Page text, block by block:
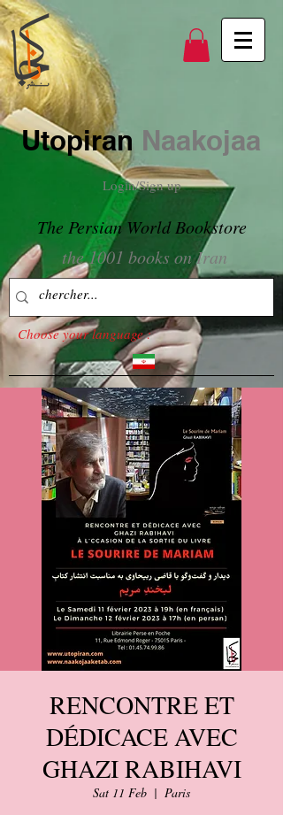
Utopiran Naakojaa
Login/Sign up
The Persian World Bookstore
the 1001 books on Iran
Choose your language :
RENCONTRE ET
DÉDICACE AVEC
GHAZI RABIHAVI
Sat 11 Feb
  |
Paris